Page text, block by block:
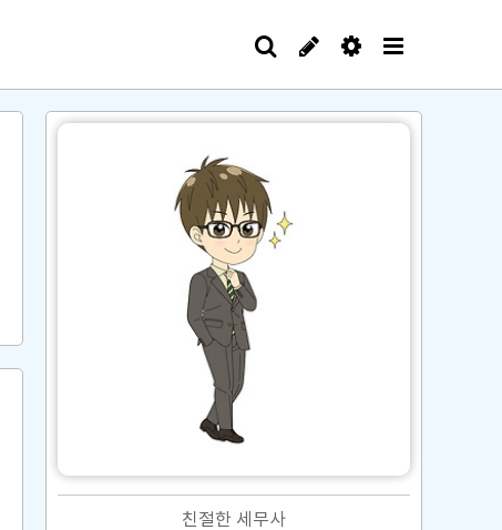
친절한 세무사